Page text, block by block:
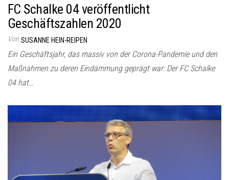
FC Schalke 04 veröffentlicht
Geschäftszahlen 2020
Von SUSANNE HEIN-REIPEN
Ein Geschäftsjahr, das massiv von der Corona-Pandemie und den
Maßnahmen zu deren Eindämmung geprägt war: Der FC Schalke
04 hat…